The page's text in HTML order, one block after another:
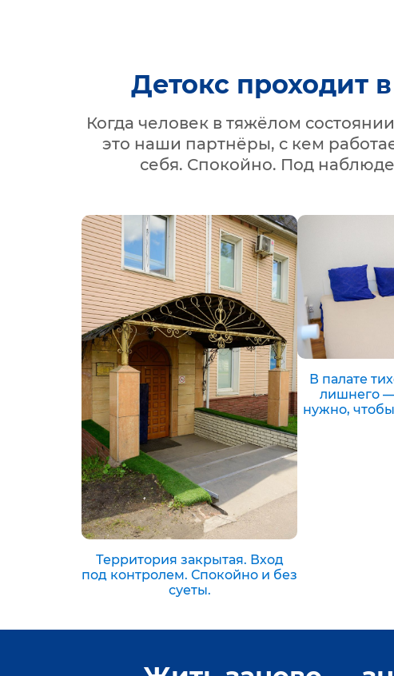
Детокс проходит
Когда человек в тяжёлом
это наши партнёры, с кем
себя. Спокойно. Под
Территория закрытая. Вход
под контролем. Спокойно и без
суеты.
В палате
лишнего —
нужно, чтобы